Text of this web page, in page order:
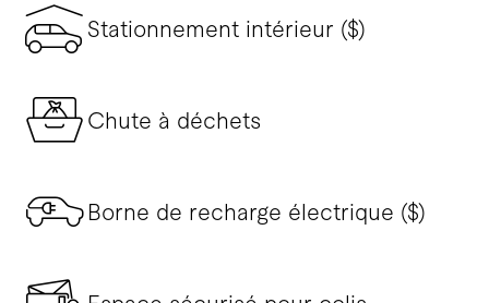
Stationnement intérieur ($)
Chute à déchets
Borne de recharge électrique ($)